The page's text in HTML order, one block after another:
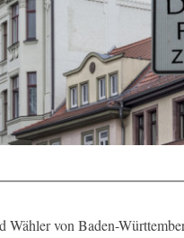
Wähler von Baden-